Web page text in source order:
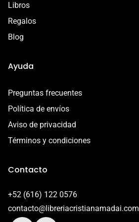
Libros
Regalos
Blog
Ayuda
Preguntas frecuentes
Política de envíos
Aviso de privacidad
Términos y condiciones
Contacto
+52 (616) 122 0576
contacto@libreriacristianamadai.com